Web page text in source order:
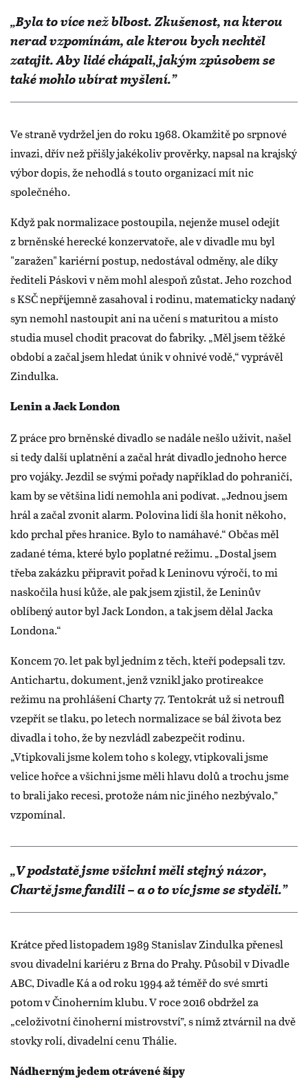
„Byla to více než blbost. Zkušenost, na kterou
nerad vzpomínám, ale kterou bych nechtěl
zatajit. Aby lidé chápali, jakým způsobem se
také mohlo ubírat myšlení.”
Ve straně vydržel jen do roku 1968. Okamžitě po srpnové
invazi, dřív než přišly jakékoliv prověrky, napsal na krajský
výbor dopis, že nehodlá s touto organizací mít nic
společného.
Když pak normalizace postoupila, nejenže musel odejít
z brněnské herecké konzervatoře, ale v divadle mu byl
"zaražen" kariérní postup, nedostával odměny, ale díky
řediteli Páskovi v něm mohl alespoň zůstat. Jeho rozchod
s KSČ nepříjemně zasahoval i rodinu, matematicky nadaný
syn nemohl nastoupit ani na učení s maturitou a místo
studia musel chodit pracovat do fabriky. „Měl jsem těžké
období a začal jsem hledat únik v ohnivé vodě,“ vyprávěl
Zindulka.
Lenin a Jack London
Z práce pro brněnské divadlo se nadále nešlo uživit, našel
si tedy další uplatnění a začal hrát divadlo jednoho herce
pro vojáky. Jezdil se svými pořady například do pohraničí,
kam by se většina lidí nemohla ani podívat. „Jednou jsem
hrál a začal zvonit alarm. Polovina lidí šla honit někoho,
kdo prchal přes hranice. Bylo to namáhavé.“ Občas měl
zadané téma, které bylo poplatné režimu. „Dostal jsem
třeba zakázku připravit pořad k Leninovu výročí, to mi
naskočila husí kůže, ale pak jsem zjistil, že Leninův
oblíbený autor byl Jack London, a tak jsem dělal Jacka
Londona.“
Koncem 70. let pak byl jedním z těch, kteří podepsali tzv.
Antichartu, dokument, jenž vznikl jako protireakce
režimu na prohlášení Charty 77. Tentokrát už si netroufl
vzepřít se tlaku, po letech normalizace se bál života bez
divadla i toho, že by nezvládl zabezpečit rodinu.
„Vtipkovali jsme kolem toho s kolegy, vtipkovali jsme
velice hořce a všichni jsme měli hlavu dolů a trochu jsme
to brali jako recesi, protože nám nic jiného nezbývalo,”
vzpomínal.
„V podstatě jsme všichni měli stejný názor,
Chartě jsme fandili – a o to víc jsme se styděli.”
Krátce před listopadem 1989 Stanislav Zindulka přenesl
svou divadelní kariéru z Brna do Prahy. Působil v Divadle
ABC, Divadle Ká a od roku 1994 až téměř do své smrti
potom v Činoherním klubu. V roce 2016 obdržel za
„celoživotní činoherní mistrovství”, s nímž ztvárnil na dvě
stovky rolí, divadelní cenu Thálie.
Nádherným jedem otrávené šípy